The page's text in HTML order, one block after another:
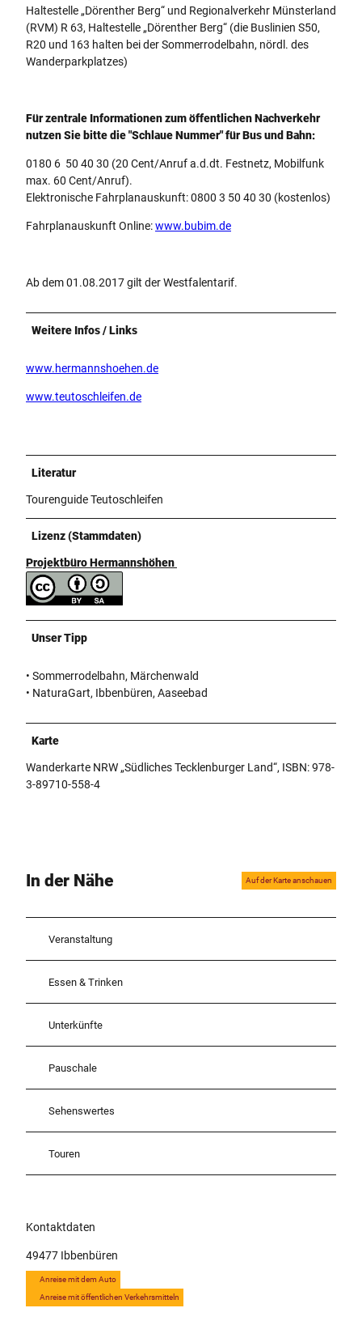
Haltestelle „Dörenther Berg“ und Regionalverkehr Münsterland
(RVM) R 63, Haltestelle „Dörenther Berg“ (die Buslinien S50,
R20 und 163 halten bei der Sommerrodelbahn, nördl. des
Wanderparkplatzes)
Für zentrale Informationen zum öffentlichen Nachverkehr
nutzen Sie bitte die "Schlaue Nummer" für Bus und Bahn:
0180 6 50 40 30 (20 Cent/Anruf a.d.dt. Festnetz, Mobilfunk
max. 60 Cent/Anruf).
Elektronische Fahrplanauskunft: 0800 3 50 40 30 (kostenlos)
Fahrplanauskunft Online:www.bubim.de
Ab dem 01.08.2017 gilt der Westfalentarif.
Weitere Infos / Links
www.hermannshoehen.de
www.teutoschleifen.de
Literatur
Tourenguide Teutoschleifen
Lizenz (Stammdaten)
Projektbüro Hermannshöhen
Unser Tipp
• Sommerrodelbahn, Märchenwald
• NaturaGart, Ibbenbüren, Aaseebad
Karte
Wanderkarte NRW „Südliches Tecklenburger Land“, ISBN: 978-
3-89710-558-4
In der Nähe Auf der Karte anschauen
Veranstaltung
Essen & Trinken
Unterkünfte
Pauschale
Sehenswertes
Touren
Kontaktdaten
49477 Ibbenbüren
Anreise mit dem Auto
Anreise mit öffentlichen Verkehrsmitteln